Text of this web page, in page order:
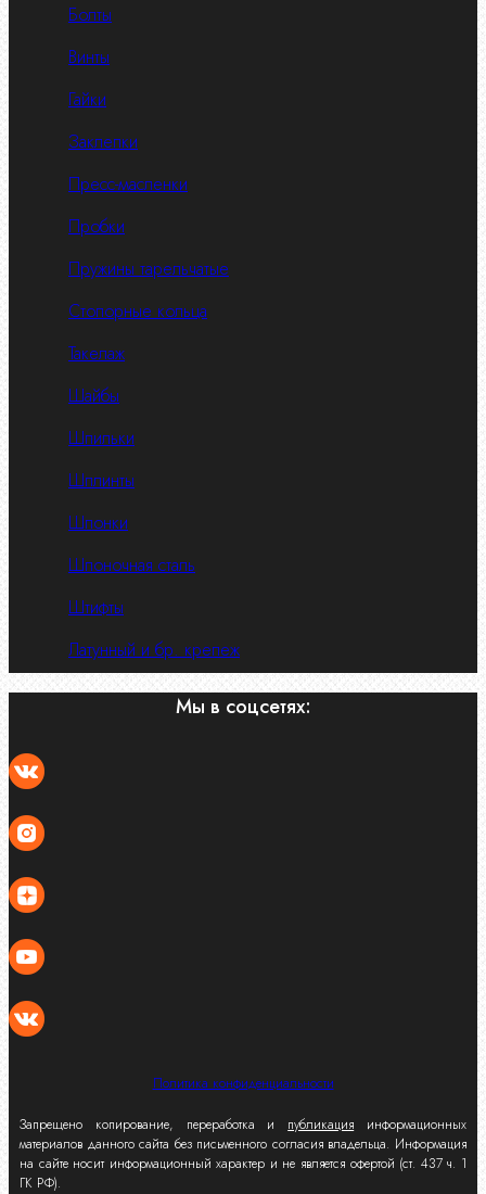
Болты
Винты
Гайки
Заклепки
Пресс-масленки
Пробки
Пружины тарельчатые
Стопорные кольца
Такелаж
Шайбы
Шпильки
Шплинты
Шпонки
Шпоночная сталь
Штифты
Латунный и бр. крепеж
Мы в соцсетях:
Политика конфиденциальности
Запрещено копирование, переработка и публикация информационных
материалов данного сайта без письменного согласия владельца. Информация
на сайте носит информационный характер и не является офертой (ст. 437 ч. 1
ГК РФ).